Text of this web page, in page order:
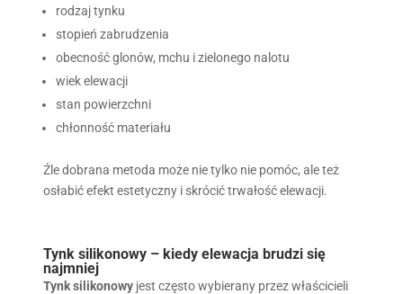
rodzaj tynku
stopień zabrudzenia
obecność glonów, mchu i zielonego nalotu
wiek elewacji
stan powierzchni
chłonność materiału
Źle dobrana metoda może nie tylko nie pomóc, ale też
osłabić efekt estetyczny i skrócić trwałość elewacji.
Tynk silikonowy – kiedy elewacja brudzi się
najmniej
Tynk silikonowyjest często wybierany przez właścicieli